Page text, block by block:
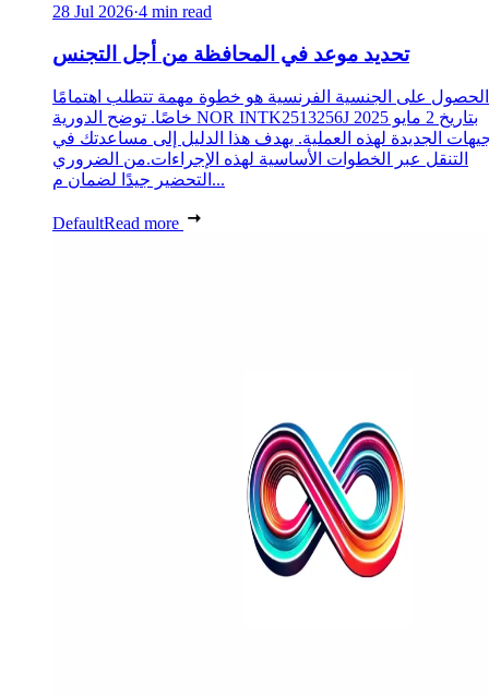
28 Jul 2026·4 min read
تحديد موعد في المحافظة من أجل التجنس
الحصول على الجنسية الفرنسية هو خطوة مهمة تتطلب اهتمامًا
خاصًا. توضح الدورية NOR INTK2513256J بتاريخ 2 مايو 2025
الجديدة لهذه العملية. يهدف هذا الدليل إلى مساعدتك في
التنقل عبر الخطوات الأساسية لهذه الإجراءات.من الضروري
التحضير جيدًا لضمان م...
DefaultRead more